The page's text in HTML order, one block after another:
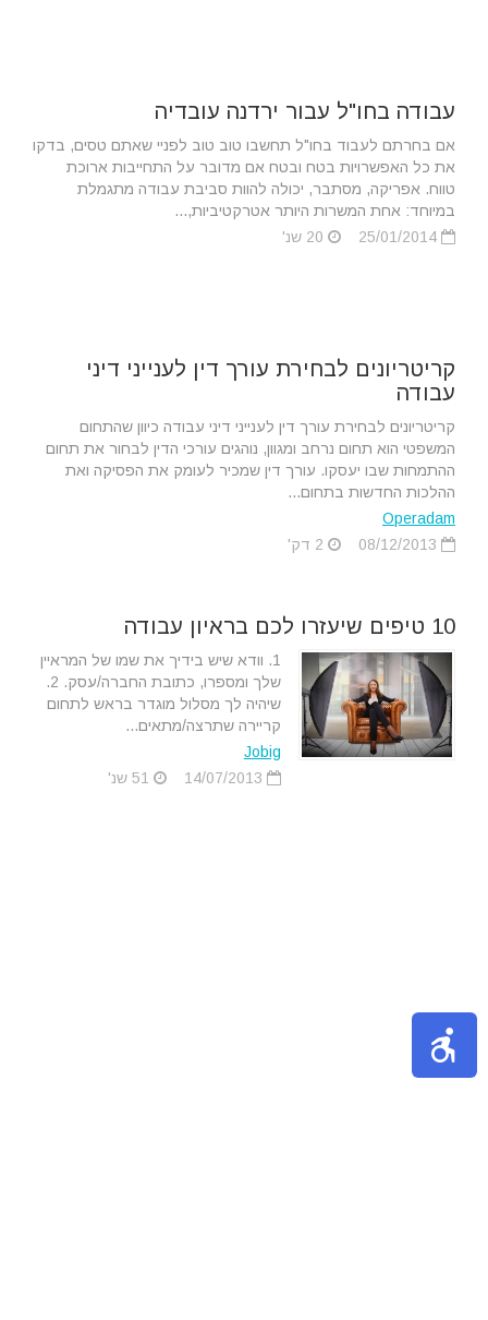
עבודה בחו"ל עבור ירדנה עובדיה
אם בחרתם לעבוד בחו"ל תחשבו טוב טוב לפניי שאתם טסים, בדקו
את כל האפשרויות בטח ובטח אם מדובר על התחייבות ארוכת
טווח. אפריקה, מסתבר, יכולה להוות סביבת עבודה מתגמלת
במיוחד: אחת המשרות היותר אטרקטיביות,...
קריטריונים לבחירת עורך דין לענייני דיני
עבודה
קריטריונים לבחירת עורך דין לענייני דיני עבודה כיוון שהתחום
המשפטי הוא תחום נרחב ומגוון, נוהגים עורכי הדין לבחור את תחום
ההתמחות שבו יעסקו. עורך דין שמכיר לעומק את הפסיקה ואת
ההלכות החדשות בתחום...
Operadam
10 טיפים שיעזרו לכם בראיון עבודה
1. וודא שיש בידיך את שמו של המראיין
שלך ומספרו, כתובת החברה/עסק. 2.
שיהיה לך מסלול מוגדר בראש לתחום
קריירה שתרצה/מתאים...
Jobig